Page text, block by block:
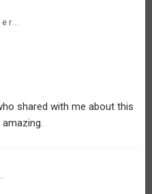
shared with me about this